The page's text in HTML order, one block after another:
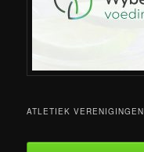
ATLETIEK VERENIGINGEN